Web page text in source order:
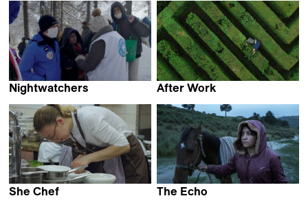
Nightwatchers
After Work
She Chef
The Echo